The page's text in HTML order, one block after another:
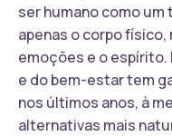
ser humano como
apenas o corpo físico,
emoções e o espírito.
e do bem-estar tem
nos últimos anos, à
alternativas mais